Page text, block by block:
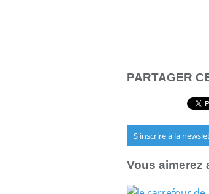
PARTAGER
S'inscrire à la
Vous aimerez